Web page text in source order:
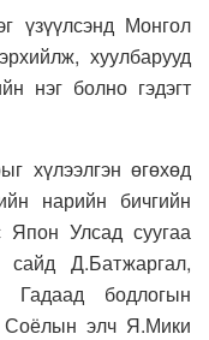
үзүүлсэнд Монгол
хуулбарууд
нэг болно гэдэгт
хүлээлгэн өгөхөд
нарийн бичгийн
Улсад суугаа
Д.Батжаргал,
Гадаад бодлогын
элч Я.Мики